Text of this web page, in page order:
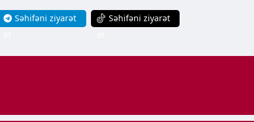
Səhifəni ziyarət
Səhifəni ziyarət